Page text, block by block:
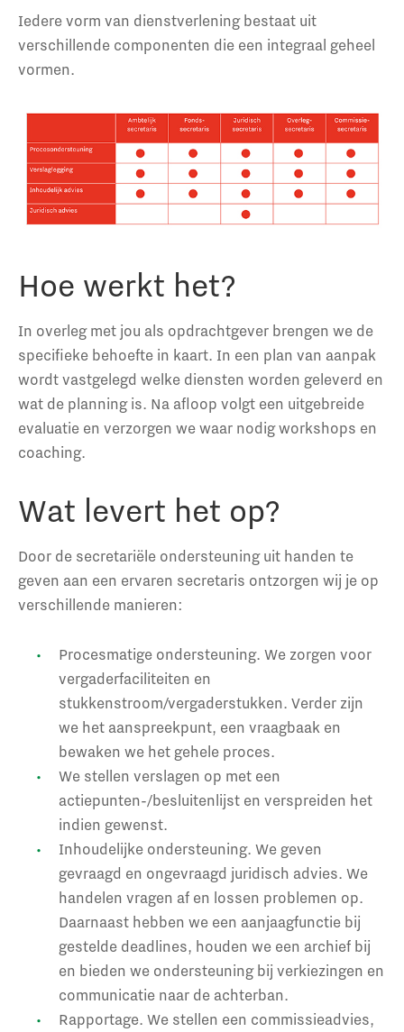
Iedere vorm van dienstverlening bestaat uit
verschillende componenten die een integraal geheel
vormen.
Hoe werkt het?
In overleg met jou als opdrachtgever brengen we de
specifieke behoefte in kaart. In een plan van aanpak
wordt vastgelegd welke diensten worden geleverd en
wat de planning is. Na afloop volgt een uitgebreide
evaluatie en verzorgen we waar nodig workshops en
coaching.
Wat levert het op?
Door de secretariële ondersteuning uit handen te
geven aan een ervaren secretaris ontzorgen wij je op
verschillende manieren:
Procesmatige ondersteuning. We zorgen voor
vergaderfaciliteiten en
stukkenstroom/vergaderstukken. Verder zijn
we het aanspreekpunt, een vraagbaak en
bewaken we het gehele proces.
We stellen verslagen op met een
actiepunten-/besluitenlijst en verspreiden het
indien gewenst.
Inhoudelijke ondersteuning. We geven
gevraagd en ongevraagd juridisch advies. We
handelen vragen af en lossen problemen op.
Daarnaast hebben we een aanjaagfunctie bij
gestelde deadlines, houden we een archief bij
en bieden we ondersteuning bij verkiezingen en
communicatie naar de achterban.
Rapportage. We stellen een commissieadvies,